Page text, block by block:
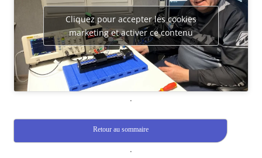
Cliquez pour accepter les cookies
marketing et activer ce contenu
.
Retour au sommaire
.